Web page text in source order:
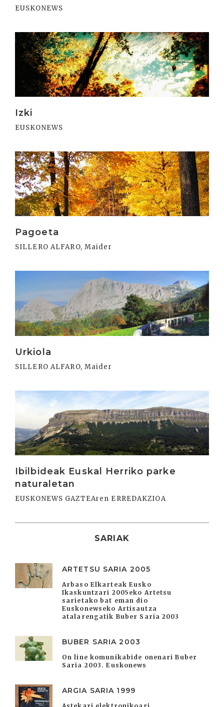
EUSKONEWS
Izki
EUSKONEWS
Irakurri
Pagoeta
SILLERO ALFARO, Maider
Irakurri
Urkiola
SILLERO ALFARO, Maider
Ibilbideak Euskal Herriko parke
naturaletan
EUSKONEWS GAZTEAren ERREDAKZIOA
Irakurri
SARIAK
ARTETSU SARIA 2005
Arbaso Elkarteak Eusko
Ikaskuntzari 2005eko Artetsu
sarietako bat eman dio
Euskonewseko Artisautza
atalarengatik Buber Saria 2003
BUBER SARIA 2003
On line komunikabide onenari Buber
Saria 2003. Euskonews
ARGIA SARIA 1999